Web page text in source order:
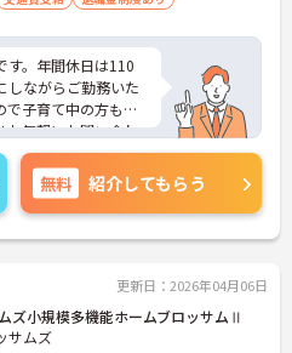
す。年間休日は110
しながらご勤務いた
で子育て中の方も安
お気軽にお問い合わ
無料 紹介してもらう
更新日：2026年04月06日
ズ小規模多機能ホームブロッサムⅡ
サムズ